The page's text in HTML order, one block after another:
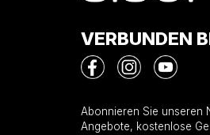
VERBUNDEN
Abonnieren Sie unseren
Angebote, kostenlose